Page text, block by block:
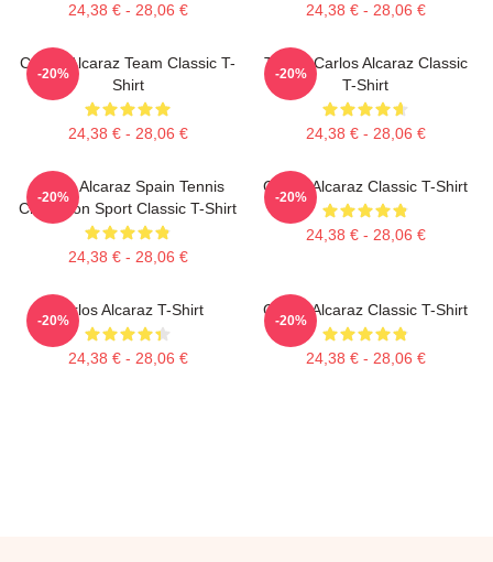
24,38 € - 28,06 € 24,38 € - 28,06 €
Carlos Alcaraz Team Classic T-
Shirt
24,38 € - 28,06 €
-20%
Tennis Carlos Alcaraz Classic
T-Shirt
24,38 € - 28,06 €
-20%
Carlos Alcaraz Spain Tennis
Champion Sport Classic T-Shirt
24,38 € - 28,06 €
-20%
Carlos Alcaraz Classic T-Shirt
24,38 € - 28,06 €
-20%
Carlos Alcaraz T-Shirt
24,38 € - 28,06 €
-20%
Carlos Alcaraz Classic T-Shirt
24,38 € - 28,06 €
-20%